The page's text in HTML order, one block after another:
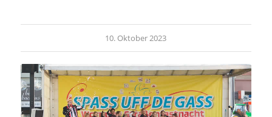
10. Oktober 2023